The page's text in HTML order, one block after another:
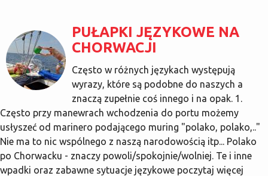
PUŁAPKI JĘZYKOWE NA
CHORWACJI
Często w różnych językach występują
wyrazy, które są podobne do naszych a
znaczą zupełnie coś innego i na opak. 1.
Często przy manewrach wchodzenia do portu możemy
usłyszeć od marinero podającego muring "polako, polako,.."
Nie ma to nic wspólnego z naszą narodowością itp... Polako
po Chorwacku - znaczy powoli/spokojnie/wolniej. Te i inne
wpadki oraz zabawne sytuacje językowe poczytaj więcej